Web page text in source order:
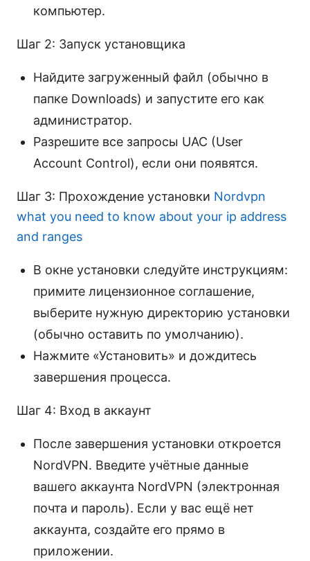
компьютер.
Шаг 2: Запуск установщика
Найдите загруженный файл (обычно в
папке Downloads) и запустите его как
администратор.
Разрешите все запросы UAC (User
Account Control), если они появятся.
Шаг 3: Прохождение установки Nordvpn
what you need to know about your ip address
and ranges
В окне установки следуйте инструкциям:
примите лицензионное соглашение,
выберите нужную директорию установки
(обычно оставить по умолчанию).
Нажмите «Установить» и дождитесь
завершения процесса.
Шаг 4: Вход в аккаунт
После завершения установки откроется
NordVPN. Введите учётные данные
вашего аккаунта NordVPN (электронная
почта и пароль). Если у вас ещё нет
аккаунта, создайте его прямо в
приложении.